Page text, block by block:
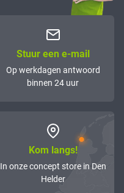
Stuur een e-mail
Op werkdagen antwoord
binnen 24 uur
Kom langs!
In onze concept store in Den
Helder